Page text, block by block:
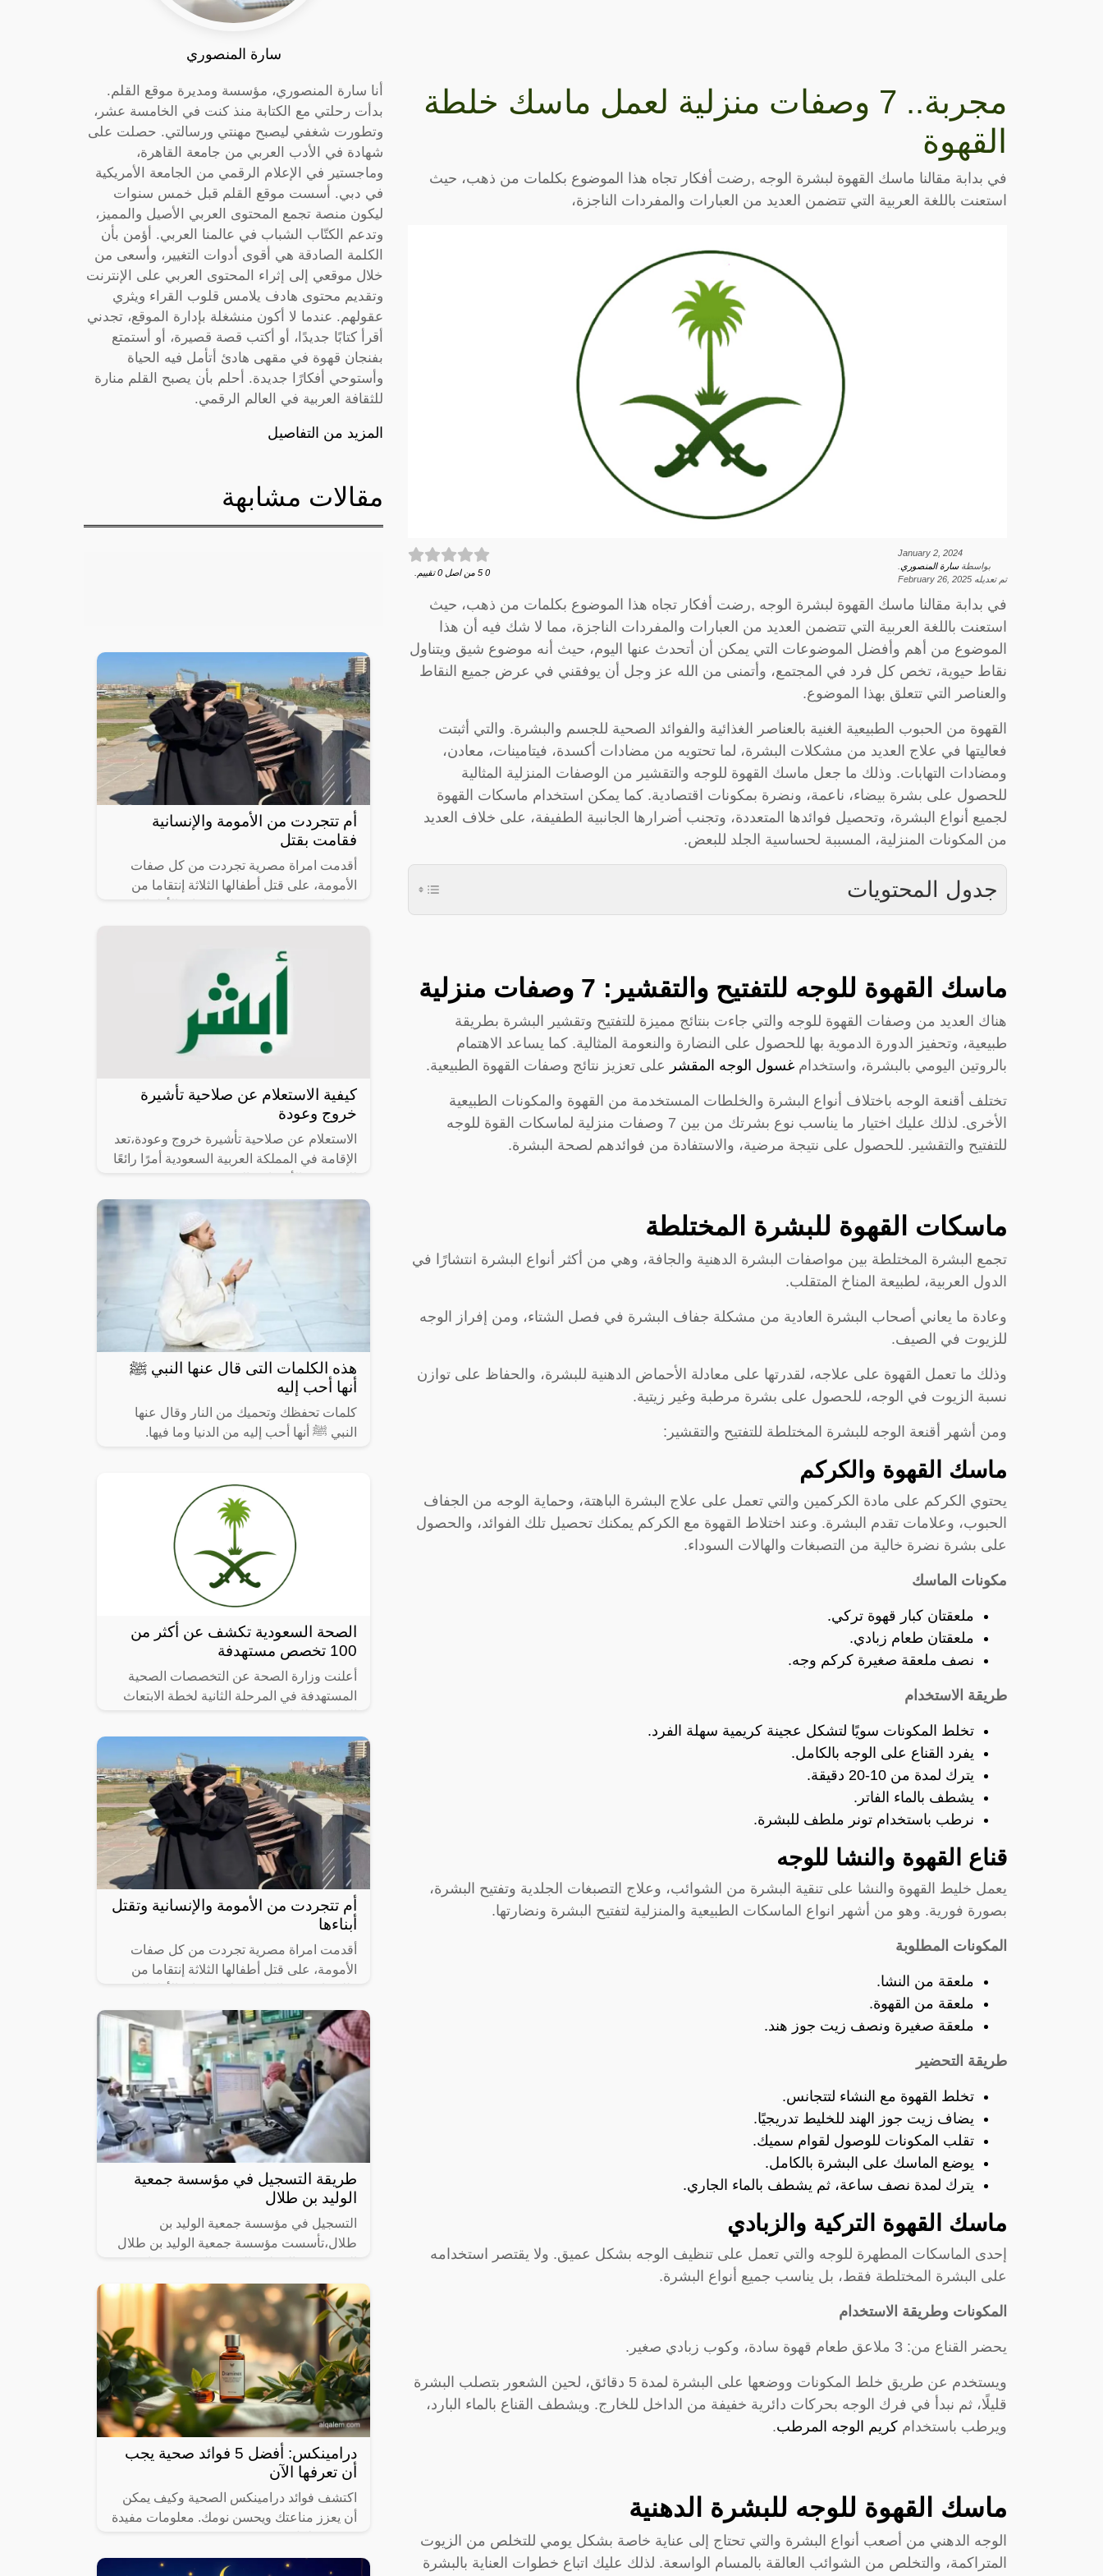
مجربة.. 7 وصفات منزلية لعمل ماسك خلطة
القهوة
في بدابة مقالنا ماسك القهوة لبشرة الوجه ,رضت أفكار تجاه هذا الموضوع بكلمات من ذهب، حيث
استعنت باللغة العربية التي تتضمن العديد من العبارات والمفردات الناجزة،
January 2, 2024
بواسطةسارة المنصوري
تم تعديله February 26, 2025
0
5 من اصل 0 تقييم.
في بدابة مقالنا ماسك القهوة لبشرة الوجه ,رضت أفكار تجاه هذا الموضوع بكلمات من ذهب، حيث
استعنت باللغة العربية التي تتضمن العديد من العبارات والمفردات الناجزة، مما لا شك فيه أن هذا
الموضوع من أهم وأفضل الموضوعات التي يمكن أن أتحدث عنها اليوم، حيث أنه موضوع شيق ويتناول
نقاط حيوية، تخص كل فرد في المجتمع، وأتمنى من الله عز وجل أن يوفقني في عرض جميع النقاط
والعناصر التي تتعلق بهذا الموضوع.
القهوة من الحبوب الطبيعية الغنية بالعناصر الغذائية والفوائد الصحية للجسم والبشرة. والتي أثبتت
فعاليتها في علاج العديد من مشكلات البشرة، لما تحتويه من مضادات أكسدة، فيتامينات، معادن،
ومضادات التهابات. وذلك ما جعل ماسك القهوة للوجه والتقشير من الوصفات المنزلية المثالية
للحصول على بشرة بيضاء، ناعمة، ونضرة بمكونات اقتصادية. كما يمكن استخدام ماسكات القهوة
لجميع أنواع البشرة، وتحصيل فوائدها المتعددة، وتجنب أضرارها الجانبية الطفيفة، على خلاف العديد
من المكونات المنزلية، المسببة لحساسية الجلد للبعض.
جدول المحتويات
ماسك القهوة للوجه للتفتيح والتقشير: 7 وصفات منزلية
هناك العديد من وصفات القهوة للوجه والتي جاءت بنتائج مميزة للتفتيح وتقشير البشرة بطريقة
طبيعية، وتحفيز الدورة الدموية بها للحصول على النضارة والنعومة المثالية. كما يساعد الاهتمام
بالروتين اليومي بالبشرة، واستخدام غسول الوجه المقشر على تعزيز نتائج وصفات القهوة الطبيعية.
تختلف أقنعة الوجه باختلاف أنواع البشرة والخلطات المستخدمة من القهوة والمكونات الطبيعية
الأخرى. لذلك عليك اختيار ما يناسب نوع بشرتك من بين 7 وصفات منزلية لماسكات القوة للوجه
للتفتيح والتقشير. للحصول على نتيجة مرضية، والاستفادة من فوائدهم لصحة البشرة.
ماسكات القهوة للبشرة المختلطة
تجمع البشرة المختلطة بين مواصفات البشرة الدهنية والجافة، وهي من أكثر أنواع البشرة انتشارًا في
الدول العربية، لطبيعة المناخ المتقلب.
وعادة ما يعاني أصحاب البشرة العادية من مشكلة جفاف البشرة في فصل الشتاء، ومن إفراز الوجه
للزيوت في الصيف.
وذلك ما تعمل القهوة على علاجه، لقدرتها على معادلة الأحماض الدهنية للبشرة، والحفاظ على توازن
نسبة الزيوت في الوجه، للحصول على بشرة مرطبة وغير زيتية.
ومن أشهر أقنعة الوجه للبشرة المختلطة للتفتيح والتقشير:
ماسك القهوة والكركم
يحتوي الكركم على مادة الكركمين والتي تعمل على علاج البشرة الباهتة، وحماية الوجه من الجفاف
الحبوب، وعلامات تقدم البشرة. وعند اختلاط القهوة مع الكركم يمكنك تحصيل تلك الفوائد، والحصول
على بشرة نضرة خالية من التصبغات والهالات السوداء.
مكونات الماسك
ملعقتان كبار قهوة تركي.
ملعقتان طعام زبادي.
نصف ملعقة صغيرة كركم وجه.
طريقة الاستخدام
تخلط المكونات سويًا لتشكل عجينة كريمية سهلة الفرد.
يفرد القناع على الوجه بالكامل.
يترك لمدة من 10-20 دقيقة.
يشطف بالماء الفاتر.
نرطب باستخدام تونر ملطف للبشرة.
قناع القهوة والنشا للوجه
يعمل خليط القهوة والنشا على تنقية البشرة من الشوائب، وعلاج التصبغات الجلدية وتفتيح البشرة،
بصورة فورية. وهو من أشهر انواع الماسكات الطبيعية والمنزلية لتفتيح البشرة ونضارتها.
المكونات المطلوبة
ملعقة من النشا.
ملعقة من القهوة.
ملعقة صغيرة ونصف زيت جوز هند.
طريقة التحضير
تخلط القهوة مع النشاء لتتجانس.
يضاف زيت جوز الهند للخليط تدريجيًا.
تقلب المكونات للوصول لقوام سميك.
يوضع الماسك على البشرة بالكامل.
يترك لمدة نصف ساعة، ثم يشطف بالماء الجاري.
ماسك القهوة التركية والزبادي
إحدى الماسكات المطهرة للوجه والتي تعمل على تنظيف الوجه بشكل عميق. ولا يقتصر استخدامه
على البشرة المختلطة فقط، بل يناسب جميع أنواع البشرة.
المكونات وطريقة الاستخدام
يحضر القناع من: 3 ملاعق طعام قهوة سادة، وكوب زبادي صغير.
ويستخدم عن طريق خلط المكونات ووضعها على البشرة لمدة 5 دقائق، لحين الشعور بتصلب البشرة
قليلًا، ثم نبدأ في فرك الوجه بحركات دائرية خفيفة من الداخل للخارج. ويشطف القناع بالماء البارد،
ويرطب باستخدام كريم الوجه المرطب.
ماسك القهوة للوجه للبشرة الدهنية
الوجه الدهني من أصعب أنواع البشرة والتي تحتاج إلى عناية خاصة بشكل يومي للتخلص من الزيوت
المتراكمة، والتخلص من الشوائب العالقة بالمسام الواسعة. لذلك عليك اتباع خطوات العناية بالبشرة
سارة المنصوري
أنا سارة المنصوري، مؤسسة ومديرة موقع القلم.
بدأت رحلتي مع الكتابة منذ كنت في الخامسة عشر،
وتطورت شغفي ليصبح مهنتي ورسالتي. حصلت على
شهادة في الأدب العربي من جامعة القاهرة،
وماجستير في الإعلام الرقمي من الجامعة الأمريكية
في دبي. أسست موقع القلم قبل خمس سنوات
ليكون منصة تجمع المحتوى العربي الأصيل والمميز،
وتدعم الكتّاب الشباب في عالمنا العربي. أؤمن بأن
الكلمة الصادقة هي أقوى أدوات التغيير، وأسعى من
خلال موقعي إلى إثراء المحتوى العربي على الإنترنت
وتقديم محتوى هادف يلامس قلوب القراء ويثري
عقولهم. عندما لا أكون منشغلة بإدارة الموقع، تجدني
أقرأ كتابًا جديدًا، أو أكتب قصة قصيرة، أو أستمتع
بفنجان قهوة في مقهى هادئ أتأمل فيه الحياة
وأستوحي أفكارًا جديدة. أحلم بأن يصبح القلم منارة
للثقافة العربية في العالم الرقمي.
المزيد من التفاصيل
مقالات مشابهة
أم تتجردت من الأمومة والإنسانية
فقامت بقتل
أقدمت امراة مصرية تجردت من كل صفات
الأمومة، على قتل أطفالها الثلاثة إنتقاما من
كيفية الاستعلام عن صلاحية تأشيرة
خروج وعودة
الاستعلام عن صلاحية تأشيرة خروج وعودة،تعد
الإقامة في المملكة العربية السعودية أمرًا رائعًا
العمل والعيش في هذا البلد
هذه الكلمات التى قال عنها النبي ﷺ
أنها أحب إليه
كلمات تحفظك وتحميك من النار وقال عنها
النبي ﷺ أنها أحب إليه من الدنيا وما فيها.
الصحة السعودية تكشف عن أكثر من
100 تخصص مستهدفة
أعلنت وزارة الصحة عن التخصصات الصحية
المستهدفة في المرحلة الثانية لخطة الابتعاث
أم تتجردت من الأمومة والإنسانية وتقتل
أبناءها
أقدمت امراة مصرية تجردت من كل صفات
الأمومة، على قتل أطفالها الثلاثة إنتقاما من
طريقة التسجيل في مؤسسة جمعية
الوليد بن طلال
التسجيل في مؤسسة جمعية الوليد بن
طلال،تأسست مؤسسة جمعية الوليد بن طلال
2000، وهي واحدة من أهم المؤسسات الخيرية
في
درامينكس: أفضل 5 فوائد صحية يجب
أن تعرفها الآن
اكتشف فوائد درامينكس الصحية وكيف يمكن
أن يعزز مناعتك ويحسن نومك. معلومات مفيدة